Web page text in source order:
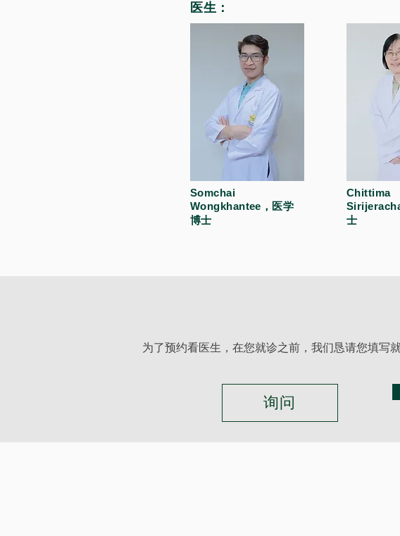
医生：
Somchai
Wongkhantee，医学
博士
Chittima
士
为了预约看医生，在您就诊之前，我们恳请您填写
询问